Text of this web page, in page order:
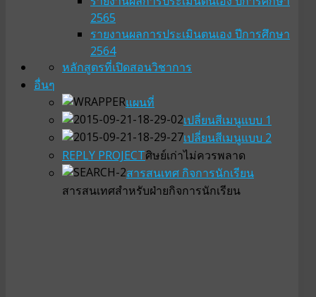
2565
รายงานผลการประเมินตนเอง ปีการศึกษา
2564
วิชาการ
หลักสูตรที่เปิดสอน
อื่นๆ
แผนที่
เปลี่ยนสีเมนูแบบ 1
เปลี่ยนสีเมนูแบบ 2
REPLY PROJECTศิษย์เก่าไม่ควรพลาด
สารสนเทศ กิจการนักเรียน
สารสนเทศสำหรับฝ่ายกิจการนักเรียน